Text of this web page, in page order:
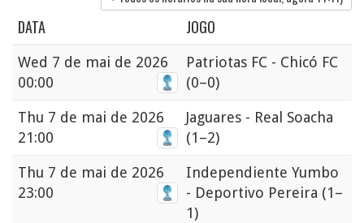
DATA JOGO
Wed 7 de mai de 2026
00:00
Patriotas FC - Chicó FC
(0–0)
Thu 7 de mai de 2026
21:00
Jaguares - Real Soacha
(1–2)
Thu 7 de mai de 2026
23:00
Independiente Yumbo
- Deportivo Pereira (1–
1)